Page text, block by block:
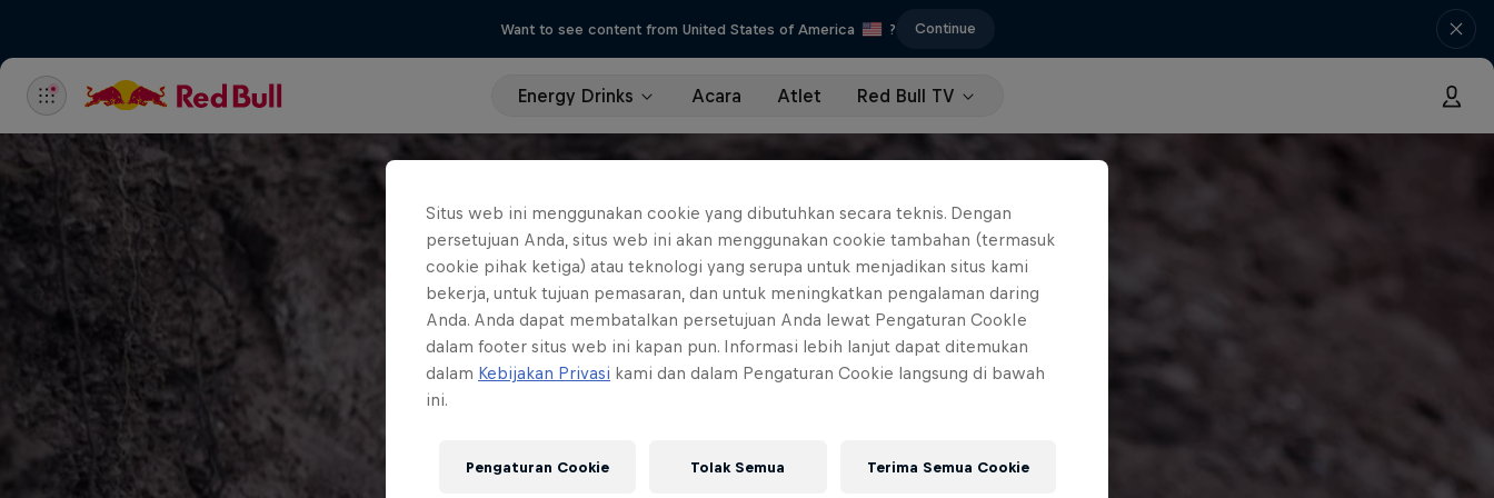
Want to see content from United States of America ? Continue
Energy Drinks Acara Atlet Red Bull TV
Situs web ini menggunakan cookie yang dibutuhkan secara teknis. Dengan
persetujuan Anda, situs web ini akan menggunakan cookie tambahan (termasuk
cookie pihak ketiga) atau teknologi yang serupa untuk menjadikan situs kami
bekerja, untuk tujuan pemasaran, dan untuk meningkatkan pengalaman daring
Anda. Anda dapat membatalkan persetujuan Anda lewat Pengaturan CookIe
dalam footer situs web ini kapan pun. Informasi lebih lanjut dapat ditemukan
dalam Kebijakan Privasi kami dan dalam Pengaturan Cookie langsung di bawah
ini.
Pengaturan Cookie Tolak Semua Terima Semua Cookie